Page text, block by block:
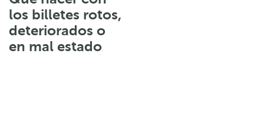
los billetes rotos,
deteriorados o
en mal estado